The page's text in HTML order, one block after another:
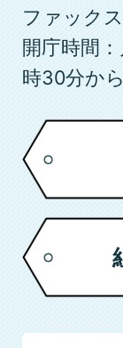
ファック
開庁時間
時30分か